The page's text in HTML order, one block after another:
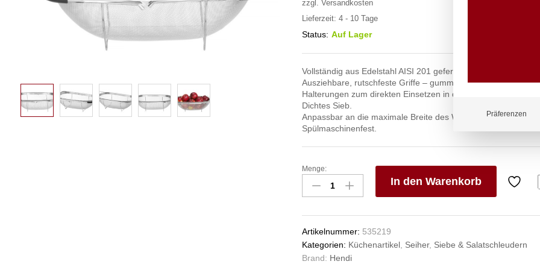
zzgl. Versandkosten
Lieferzeit: 4 - 10 Tage
Status: Auf Lager
Vollständig aus Edelstahl AISI 201 gefertigt.
Ausziehbare, rutschfeste Griffe – gummiert.
Halterungen zum direkten Einsetzen in das Waschbecken.
Dichtes Sieb.
Anpassbar an die maximale Breite des Waschbeckens: 545 mm
Spülmaschinenfest.
Verlängerbares
Spülbecken-
Sieb,
Anzahl
Menge:
In den Warenkorb
Artikelnummer: 535219
Kategorien: Küchenartikel, Seiher, Siebe & Salatschleudern
Brand: Hendi
Präferenzen